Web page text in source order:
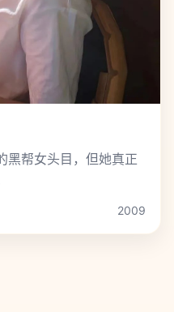
黑帮女头目，但她真正
2009